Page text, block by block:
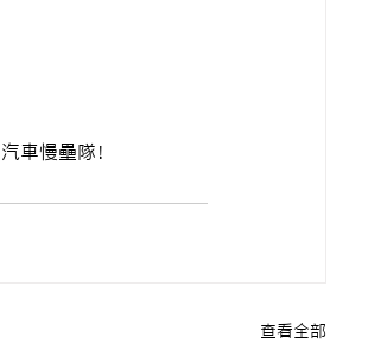
車慢壘隊！
查看全部